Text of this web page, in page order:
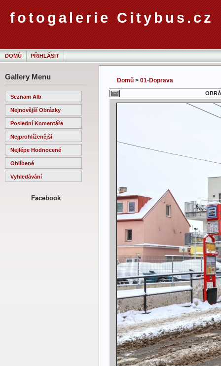
fotogalerie Citybus.cz
DOMŮ PŘIHLÁSIT
Gallery Menu
Seznam Alb
Nejnovější Obrázky
Poslední Komentáře
Nejprohlíženější
Nejlépe Hodnocené
Oblíbené
Vyhledávání
Facebook
Domů > 01-Doprava